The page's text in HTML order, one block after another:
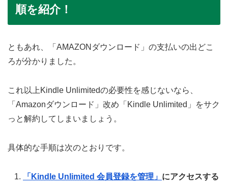
順を紹介！
ともあれ、「AMAZONダウンロード」の支払いの出どこ
ろが分かりました。
これ以上Kindle Unlimitedの必要性を感じないなら、
「Amazonダウンロード」改め「Kindle Unlimited」をサク
っと解約してしまいましょう。
具体的な手順は次のとおりです。
「Kindle Unlimited 会員登録を管理」 にアクセスする